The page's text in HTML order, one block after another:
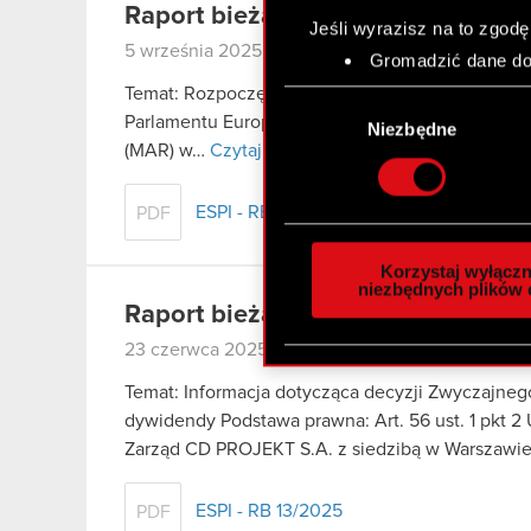
Jeśli wyrazisz na to
Gromadzić dane
Identyfikować
Dowiedz się więcej
szczegółów . W
Wykorzystujemy pliki
społecznościowym,
otrzymanymi od Ciebie
zgadasz się na używanie
Niezbędne
Korzystaj
niezbędnych plików
Raport bieżący nr 14/2025
5 września 2025
Temat: Rozpoczęcie skupu akcji własnych
Parlamentu Europejskiego i Rady (UE) nr 596/
(MAR) w… Czytaj dalej
PDF ESPI - RB 14/2025
Raport bieżący nr 13/2025
23 czerwca 2025
Temat: Informacja dotycząca decyzji
dywidendy Podstawa prawna: Art. 56 ust. 1 pkt
Zarząd CD PROJEKT S.A. z siedzibą w
PDF ESPI - RB 13/2025